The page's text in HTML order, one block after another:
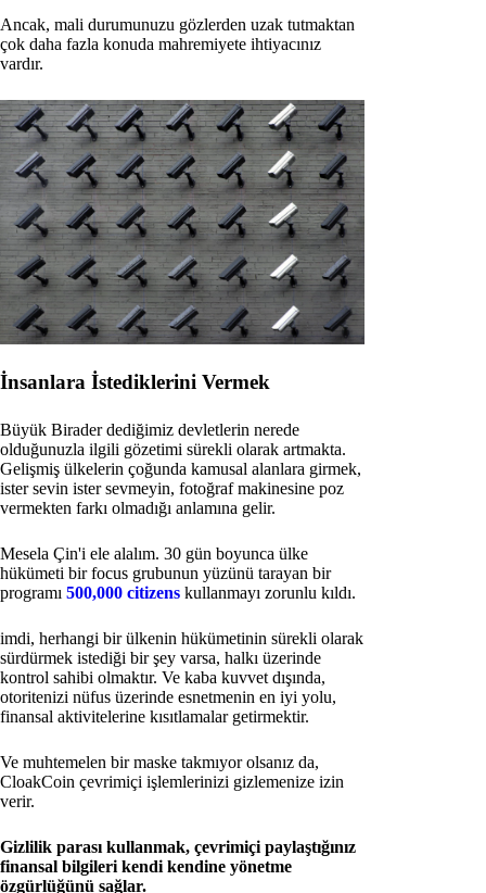
Ancak, mali durumunuzu gözlerden uzak tutmaktan
çok daha fazla konuda mahremiyete ihtiyacınız
vardır.
İnsanlara İstediklerini Vermek
Büyük Birader dediğimiz devletlerin nerede
olduğunuzla ilgili gözetimi sürekli olarak artmakta.
Gelişmiş ülkelerin çoğunda kamusal alanlara girmek,
ister sevin ister sevmeyin, fotoğraf makinesine poz
vermekten farkı olmadığı anlamına gelir.
Mesela Çin'i ele alalım. 30 gün boyunca ülke
hükümeti bir focus grubunun yüzünü tarayan bir
programı 500,000 citizens kullanmayı zorunlu kıldı.
imdi, herhangi bir ülkenin hükümetinin sürekli olarak
sürdürmek istediği bir şey varsa, halkı üzerinde
kontrol sahibi olmaktır. Ve kaba kuvvet dışında,
otoritenizi nüfus üzerinde esnetmenin en iyi yolu,
finansal aktivitelerine kısıtlamalar getirmektir.
Ve muhtemelen bir maske takmıyor olsanız da,
CloakCoin çevrimiçi işlemlerinizi gizlemenize izin
verir.
Gizlilik parası kullanmak, çevrimiçi paylaştığınız
finansal bilgileri kendi kendine yönetme
özgürlüğünü sağlar.